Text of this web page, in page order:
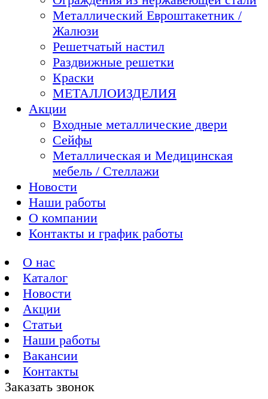
Металлический Евроштакетник /
Жалюзи
Решетчатый настил
Раздвижные решетки
Краски
МЕТАЛЛОИЗДЕЛИЯ
Акции
Входные металлические двери
Сейфы
Металлическая и Медицинская
мебель / Стеллажи
Новости
Наши работы
О компании
Контакты и график работы
О нас
Каталог
Новости
Акции
Статьи
Наши работы
Вакансии
Контакты
Заказать звонок